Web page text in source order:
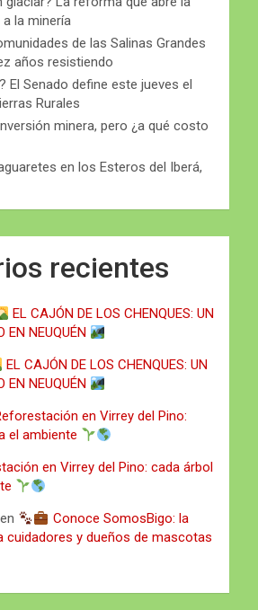
la minería
de las Salinas Grandes
años resistiendo
El Senado define este jueves el
Rurales
minera, pero ¿a qué costo
en los Esteros del Iberá,
recientes
EL CAJÓN DE LOS CHENQUES: UN
EN NEUQUÉN
EL CAJÓN DE LOS CHENQUES: UN
EN NEUQUÉN
en Virrey del Pino:
el ambiente
en Virrey del Pino: cada árbol
en
Conoce SomosBigo: la
cuidadores y dueños de mascotas